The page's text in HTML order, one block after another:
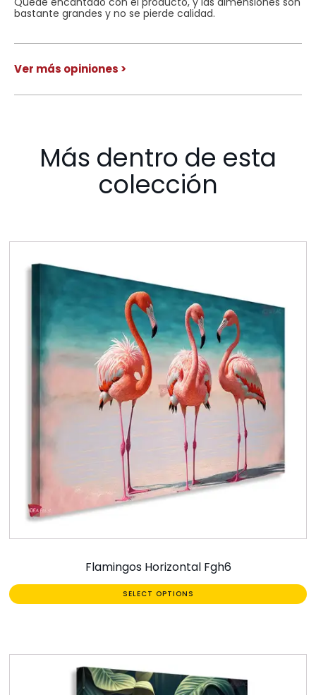
bastante grandes y no se pierde calidad.
Ver más opiniones >
Más dentro de esta
colección
Flamingos Horizontal Fgh6
SELECT OPTIONS